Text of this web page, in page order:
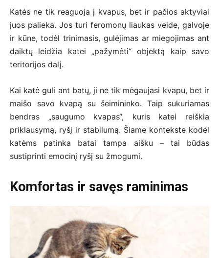
Katės ne tik reaguoja į kvapus, bet ir pačios aktyviai
juos palieka. Jos turi feromonų liaukas veide, galvoje
ir kūne, todėl trinimasis, gulėjimas ar miegojimas ant
daiktų leidžia katei „pažymėti“ objektą kaip savo
teritorijos dalį.
Kai katė guli ant batų, ji ne tik mėgaujasi kvapu, bet ir
maišo savo kvapą su šeimininko. Taip sukuriamas
bendras „saugumo kvapas“, kuris katei reiškia
priklausymą, ryšį ir stabilumą. Šiame kontekste kodėl
katėms patinka batai tampa aišku – tai būdas
sustiprinti emocinį ryšį su žmogumi.
Komfortas ir savęs raminimas